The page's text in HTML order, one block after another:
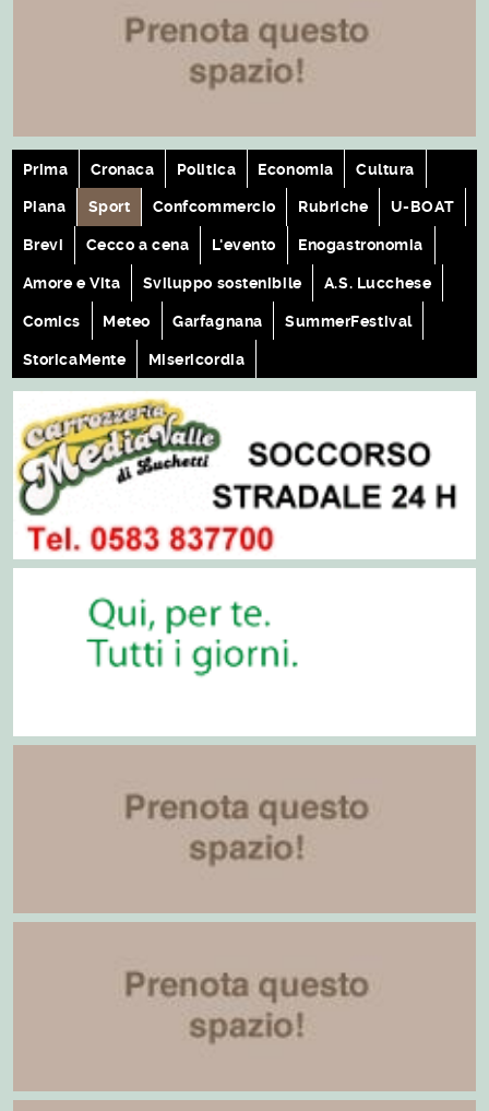
Prima Cronaca Politica Economia Cultura
Piana Sport Confcommercio Rubriche U-BOAT
Brevi Cecco a cena L'evento Enogastronomia
Amore e Vita Sviluppo sostenibile A.S. Lucchese
Comics Meteo Garfagnana SummerFestival
StoricaMente Misericordia